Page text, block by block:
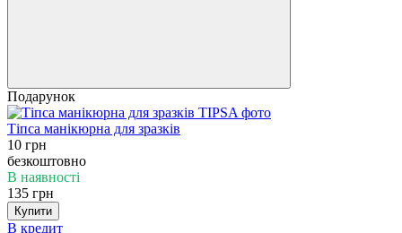
Подарунок
Тіпса манікюрна для зразків
10 грн
безкоштовно
В наявності
135 грн
Купити
В кредит